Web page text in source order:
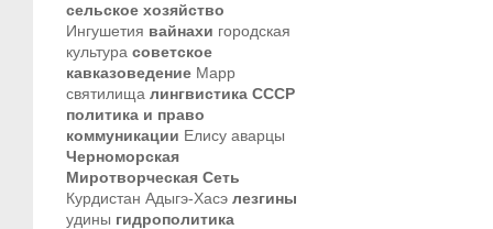
сельское хозяйство
Ингушетия вайнахи городская
культура советское
кавказоведение Марр
святилища лингвистика СССР
политика и право
коммуникации Елису аварцы
Черноморская
Миротворческая Сеть
Курдистан Адыгэ-Хасэ лезгины
удины гидрополитика